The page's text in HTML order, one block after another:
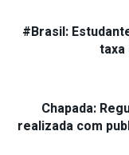
#Brasil:
taxa
Chapada:
realizada com